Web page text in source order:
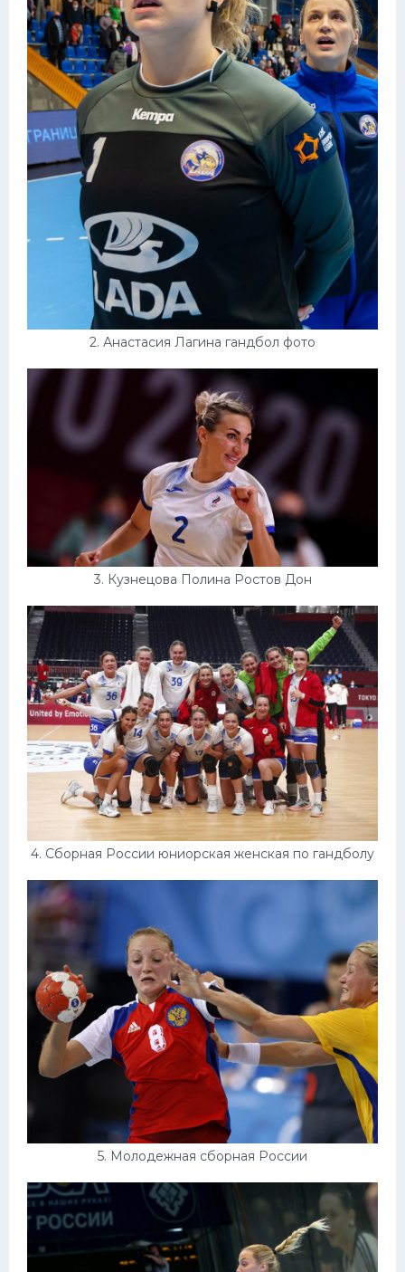
2. Анастасия Лагина гандбол фото
3. Кузнецова Полина Ростов Дон
4. Сборная России юниорская женская по гандболу
5. Молодежная сборная России